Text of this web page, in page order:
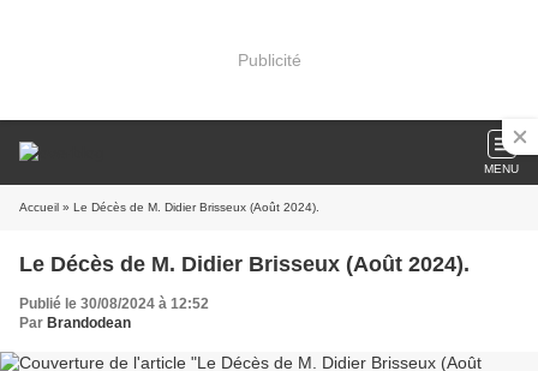
Publicité
MENU
Accueil » Le Décès de M. Didier Brisseux (Août 2024).
Le Décès de M. Didier Brisseux (Août 2024).
Publié le 30/08/2024 à 12:52
Par Brandodean